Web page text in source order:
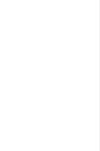
iru
Army